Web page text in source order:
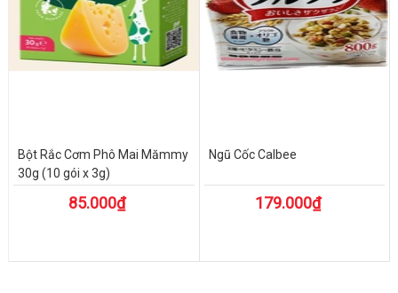
Bột Rắc Cơm Phô Mai Mămmy
30g (10 gói x 3g)
85.000₫
Ngũ Cốc Calbee
179.000₫